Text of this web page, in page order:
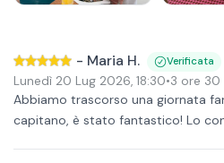
- Maria H. Verificata
Lunedì 20 Lug 2026, 18:30•3 ore 30
Abbiamo trascorso una giornata
capitano, è stato fantastico! Lo